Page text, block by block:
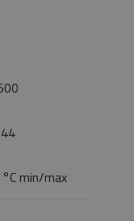
min/max